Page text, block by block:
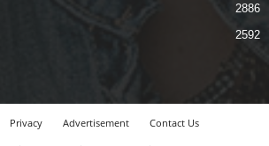
2886
2592
Privacy Advertisement
Contact Us